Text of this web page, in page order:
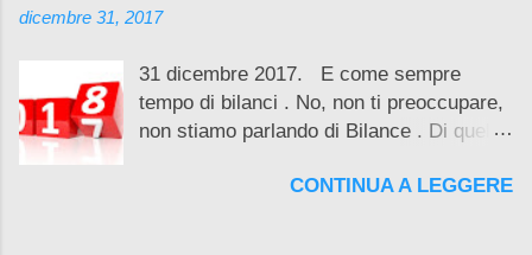
dicembre 31, 2017
31 dicembre 2017. E come sempre
tempo di bilanci . No, non ti preoccupare,
non stiamo parlando di Bilance . Di quello
indossando una maglia con su scritto "
CONTINUA A LEGGERE